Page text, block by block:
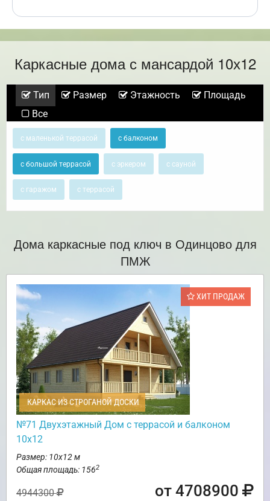
Каркасные дома с мансардой 10х12
Тип Размер Этажность
Площадь
Все
с маленькой террасой с балконом
с большой террасой с эркером с сауной
с гаражом с террасой
Дома каркасные под ключ в Одинцово для
ПМЖ
ХИТ ПРОДАЖ
КАРКАС ИЗ СТРОГАНОЙ ДОСКИ
№71 Двухэтажный Дом с террасой и балконом
10х12
Размер: 10х12 м
Общая площадь: 1562
4944300 от 4708900